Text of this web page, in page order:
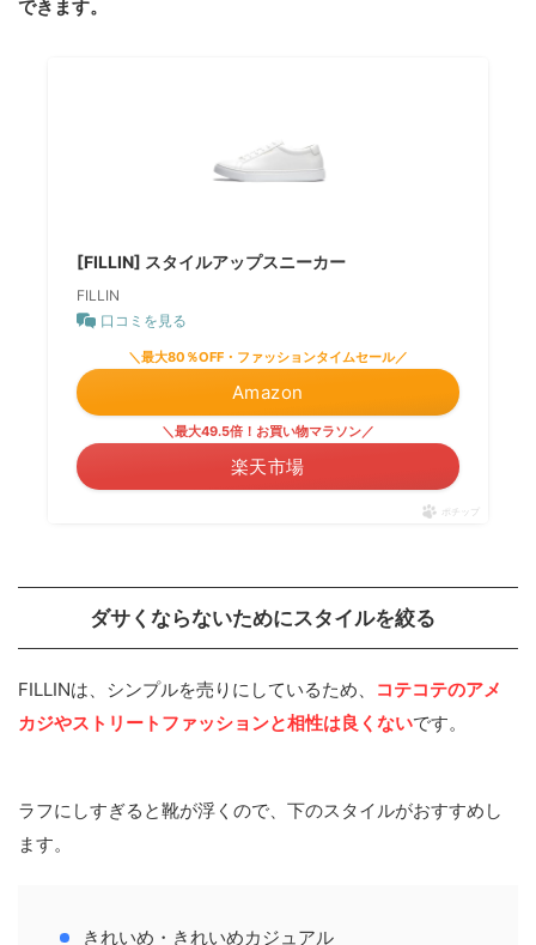
できます。
[FILLIN] スタイルアップスニーカー
FILLIN
口コミを見る
＼最大80％OFF・ファッションタイムセール／
Amazon
＼最大49.5倍！お買い物マラソン／
楽天市場
ポチップ
ダサくならないためにスタイルを絞る
FILLINは、シンプルを売りにしているため、
コテコテのアメ
カジやストリートファッションと相性は良くないです。
ラフにしすぎると靴が浮くので、下のスタイルがおすすめし
ます。
きれいめ・きれいめカジュアル